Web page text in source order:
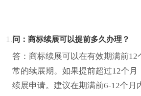
1.问：商标续展可以提前多久办理？
答：商标续展可以在有效期满前12
常的续展期。如果提前超过12个月
续展申请。建议在期满前6-12个月